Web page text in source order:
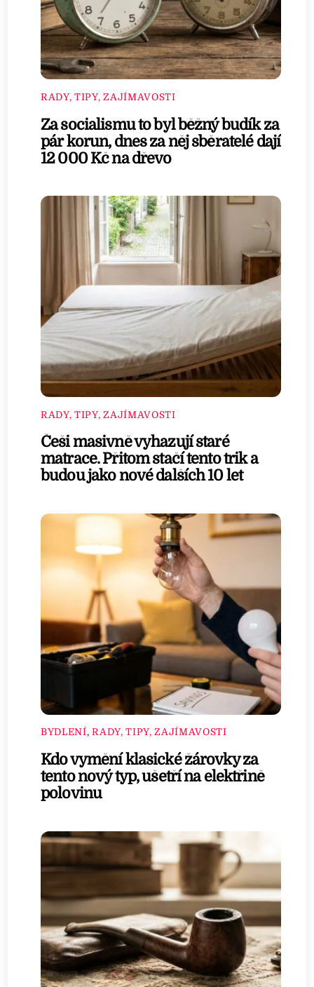
RADY, TIPY, ZAJÍMAVOSTI
Za socialismu to byl běžný budík za
pár korun, dnes za něj sběratelé dají
12 000 Kč na dřevo
RADY, TIPY, ZAJÍMAVOSTI
Češi masivně vyhazují staré
matrace. Přitom stačí tento trik a
budou jako nové dalších 10 let
BYDLENÍ,RADY, TIPY, ZAJÍMAVOSTI
Kdo vymění klasické žárovky za
tento nový typ, ušetří na elektřině
polovinu